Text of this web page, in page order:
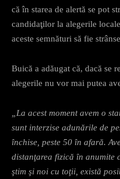
că în starea de alertă se pot
candidaţilor la alegerile
aceste semnături să fie
Buică a adăugat că, dacă se
alegerile nu vor mai putea
„La acest moment avem o
sunt interzise adunările de
închise, peste 50 în afară.
distanţarea fizică în anumite
ştim şi noi cu toţii, există